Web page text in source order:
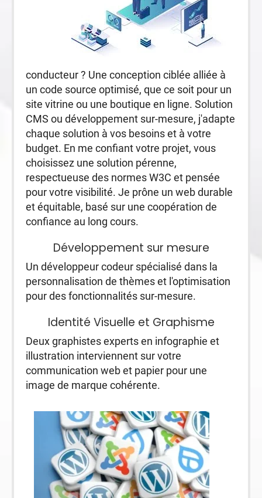
conducteur ? Une conception ciblée alliée à
un code source optimisé, que ce soit pour un
site vitrine ou une boutique en ligne. Solution
CMS ou développement sur-mesure, j'adapte
chaque solution à vos besoins et à votre
budget. En me confiant votre projet, vous
choisissez une solution pérenne,
respectueuse des normes W3C et pensée
pour votre visibilité. Je prône un web durable
et équitable, basé sur une coopération de
confiance au long cours.
Développement sur mesure
Un développeur codeur spécialisé dans la
personnalisation de thèmes et l'optimisation
pour des fonctionnalités sur-mesure.
Identité Visuelle et Graphisme
Deux graphistes experts en infographie et
illustration interviennent sur votre
communication web et papier pour une
image de marque cohérente.